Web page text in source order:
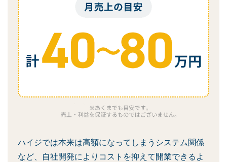
ハイジでは本来は高額になってしまうシステム関係
など、自社開発によりコストを抑えて開業できるよ